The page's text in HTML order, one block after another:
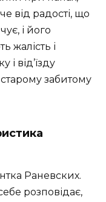
від радості, що
і його
жалість і
і від’їзду
забитому
Раневских.
розповідає,